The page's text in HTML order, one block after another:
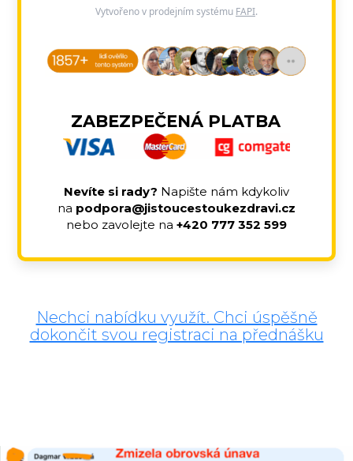
Vytvořeno v prodejním systému FAPI.
ZABEZPEČENÁ PLATBA
Nevíte si rady? Napište nám kdykoliv
na podpora@jistoucestoukezdravi.cz
nebo zavolejte na +420 777 352 599
Nechci nabídku využít. Chci úspěšně
dokončit svou registraci na přednášku